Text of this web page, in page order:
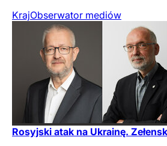
KrajObserwator mediów
Rosyjski atak na Ukrainę.